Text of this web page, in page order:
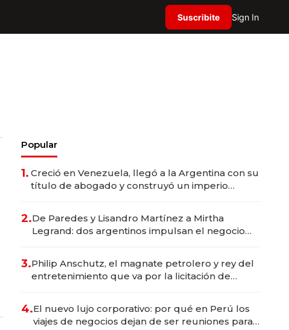
Suscribite Sign In
Popular
1. Creció en Venezuela, llegó a la Argentina con su
título de abogado y construyó un imperio
2.De Paredes y Lisandro Martínez a Mirtha
Legrand: dos argentinos impulsan el negocio
3.Philip Anschutz, el magnate petrolero y rey del
entretenimiento que va por la licitación de
4.El nuevo lujo corporativo: por qué en Perú los
viajes de negocios dejan de ser reuniones para